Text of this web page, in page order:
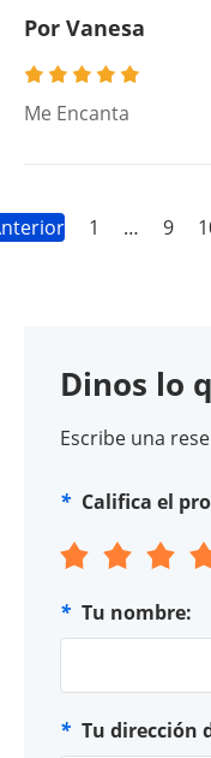
Por Vanesa
Me Encanta
1 … 9
Dinos lo
Escribe una
* Califica el
* Tu nombre:
* Tu dirección